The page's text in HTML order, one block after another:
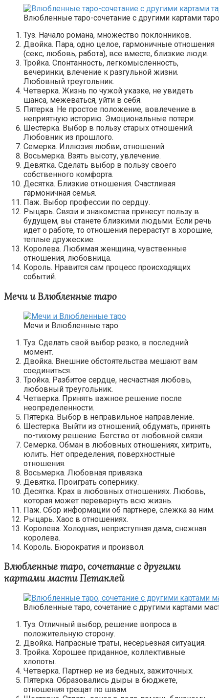
Влюбленные таро-сочетание с другими картами
Туз. Начало романа, множество поклонников.
Двойка. Пара, одно целое, гармоничные отношения
(секс, любовь, работа), все вместе, близкие люди.
Тройка. Спонтанность, легкомысленность,
вечеринки, влечение к разгульной жизни.
Любовный треугольник.
Четверка. Жизнь по чужой указке, не увидеть
шанса, межеваться, уйти в себя.
Пятерка. Не простое положение, вовлечение в
неприятную историю. Эмоциональные потери.
Шестерка. Выбор в пользу старых отношений.
Любовник из прошлого.
Семерка. Иллюзия любви, отношений.
Восьмерка. Взять высоту, увлечение.
Девятка. Сделать выбор в пользу своего
собственного комфорта.
Десятка. Близкие отношения. Счастливая
гармоничная семья.
Паж. Выбор профессии по сердцу.
Рыцарь. Связи и знакомства принесут пользу в
будущем, вы станете близкими людьми. Если речь
идет о работе, то отношения перерастут в хорошие,
теплые дружеские.
Королева. Любимая женщина, чувственные
отношения, любовница.
Король. Нравится сам процесс происходящих
событий.
Мечи и Влюбленные таро
Мечи и Влюбленные таро
Туз. Сделать свой выбор резко, в последний
момент.
Двойка. Внешние обстоятельства мешают вам
соединиться.
Тройка. Разбитое сердце, несчастная любовь,
любовный треугольник.
Четверка. Принять важное решение после
неопределенности.
Пятерка. Выбор в неправильное направление.
Шестерка. Выйти из отношений, обдумать, принять
по-тихому решение. Бегство от любовной связи.
Семерка. Обман в любовных отношениях, хитрить,
юлить. Нет определения, поверхностные
отношения.
Восьмерка. Любовная привязка.
Девятка. Проиграть сопернику.
Десятка. Крах в любовных отношениях. Любовь,
которая может перевернуть всю жизнь.
Паж. Сбор информации об партнере, слежка за ним.
Рыцарь. Хаос в отношениях.
Королева. Холодная, неприступная дама, снежная
королева.
Король. Бюрократия и произвол.
Влюбленные таро, сочетание с другими
картами масти Петаклей
Влюбленные таро, сочетание с другими картами
Туз. Отличный выбор, решение вопроса в
положительную сторону.
Двойка. Напрасные траты, несерьезная ситуация.
Тройка. Хорошее приданное, коллективные
хлопоты.
Четверка. Партнер не из бедных, зажиточных.
Пятерка. Образовались дыры в бюджете,
отношения трещат по швам.